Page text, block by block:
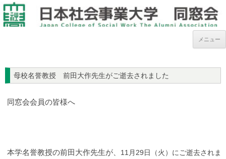
メニュー
母校名誉教授 前田大作先生がご逝去されました
同窓会会員の皆様へ
本学名誉教授の前田大作先生が、 11月29日（火）にご逝去されま